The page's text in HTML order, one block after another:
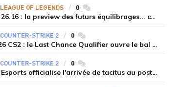
LEAGUE OF LEGENDS 0commentaires
PBE LoL 26.16 : la preview des futurs équilibrages... coup d'arrêt pour les supports roamers
COUNTER-STRIKE 2 0commentaires
EWC 2026 CS2 : le Last Chance Qualifier ouvre le bal à Paris du 7 au 9 août
COUNTER-STRIKE 2 0commentaires
Imperial Esports officialise l'arrivée de tacitus au poste d'entraîneur